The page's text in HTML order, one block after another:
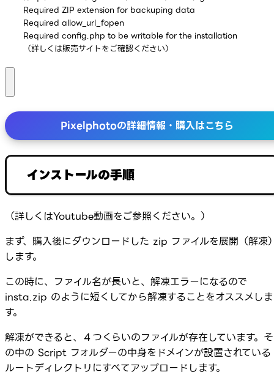
Required ZIP extension for backuping data
Required allow_url_fopen
Required config.php to be writable for the installation
（詳しくは販売サイトをご確認ください）
Pixelphotoの詳細情報・購入はこちら
インストールの手順
（詳しくはYoutube動画をご参照ください。）
まず、購入後にダウンロードした zip ファイルを展開（解凍
します。
この時に、ファイル名が長いと、解凍エラーになるので
insta.zip のように短くしてから解凍することをオススメしま
す。
解凍ができると、４つくらいのファイルが存在しています。そ
の中の Script フォルダーの中身をドメインが設置されている
ルートディレクトリにすべてアップロードします。